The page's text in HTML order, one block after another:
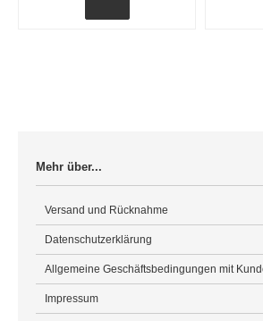
Mehr über...
Versand und Rücknahme
Datenschutzerklärung
Allgemeine Geschäftsbedingungen mit
Impressum